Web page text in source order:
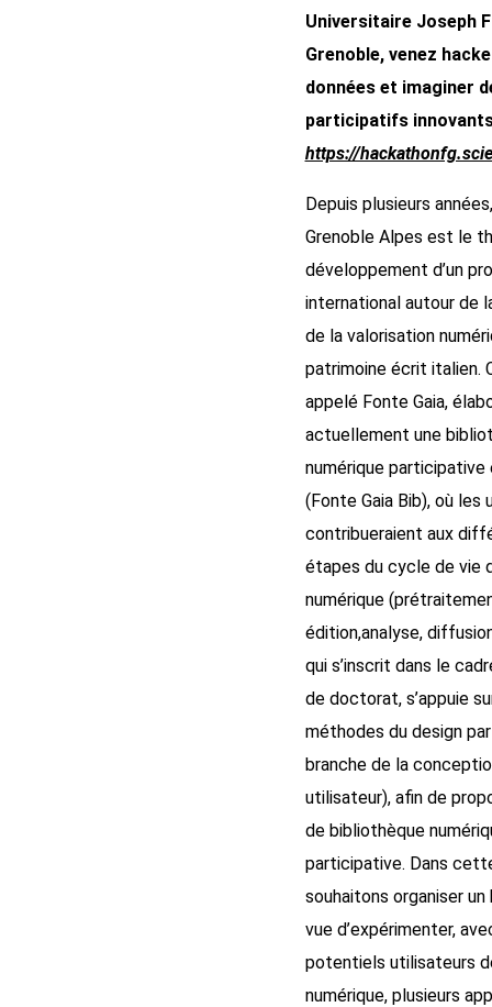
Universitaire Joseph
Grenoble, venez
données et imaginer
participatifs
https://
Depuis plusieurs
Grenoble Alpes est le
développement d’un
international autour de
de la valorisation
patrimoine écrit italien.
appelé Fonte Gaia,
actuellement une
numérique
(Fonte Gaia Bib), où les
contribueraient aux
étapes du cycle de vie
numérique
édition,analyse,
qui s’inscrit dans le
de doctorat, s’appuie
méthodes du design
branche de la
utilisateur), afin de
de bibliothèque
participative. Dans
souhaitons organiser un
vue d’expérimenter,
potentiels utilisateurs
numérique, plusieurs